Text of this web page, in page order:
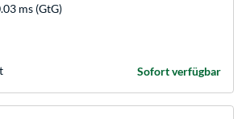
ms (GtG)
Sofort verfügbar